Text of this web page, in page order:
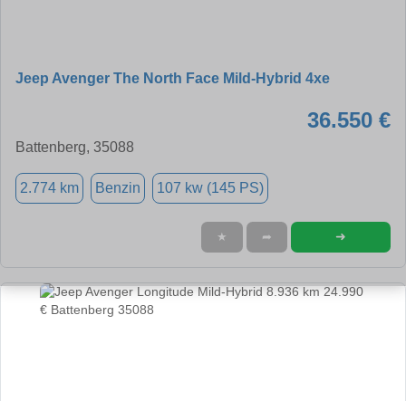
Jeep Avenger The North Face Mild-Hybrid 4xe
36.550 €
Battenberg, 35088
2.774 km Benzin 107 kw (145 PS)
★ ➦ ➜